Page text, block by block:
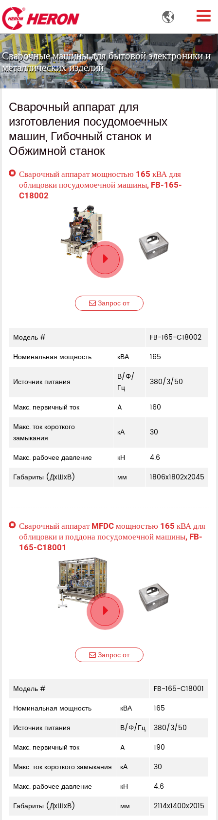

Сварочные машины для бытовой электроники и
металлических изделий
Сварочный аппарат для
изготовления посудомоечных
машин, Гибочный станок и
Обжимной станок
Сварочный аппарат мощностью 165 кВА для
облицовки посудомоечной машины, FB-165-
C18002
Запрос от
Модель #
FB-165-C18002
Номинальная мощность
кВА 165
Источник питания
В/Φ/
Гц
380/3/50
Макс. первичный ток A
160
Макс. ток короткого
замыкания
кА 30
Макс. рабочее давление кН
4.6
Габариты (ДxШxВ)
мм 1806x1802x2045
Сварочный аппарат MFDC мощностью 165 кВА для
облицовки и поддона посудомоечной машины, FB-
165-C18001
Запрос от
Модель #
FB-165-C18001
Номинальная мощность
кВА
165
Источник питания
В/Φ/Гц
380/3/50
Макс. первичный ток
A
190
Макс. ток короткого замыкания
кА
30
Макс. рабочее давление
кН
4.6
Габариты (ДxШxВ)
мм 2114x1400x2015